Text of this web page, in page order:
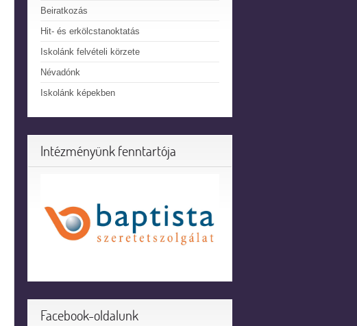
Beiratkozás
Hit- és erkölcstanoktatás
Iskolánk felvételi körzete
Névadónk
Iskolánk képekben
Intézményünk fenntartója
Facebook-oldalunk